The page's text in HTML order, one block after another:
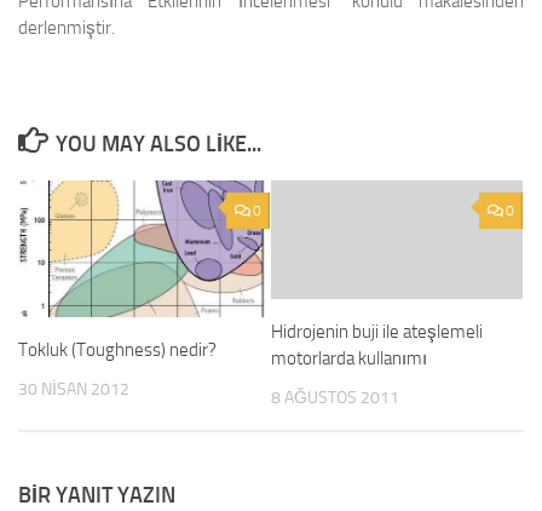
derlenmiştir.
YOU MAY ALSO LIKE...
0
Tokluk (Toughness) nedir?
30 NISAN 2012
0
Hidrojenin buji ile ateşlemeli
motorlarda kullanımı
8 AĞUSTOS 2011
BIR YANIT YAZIN